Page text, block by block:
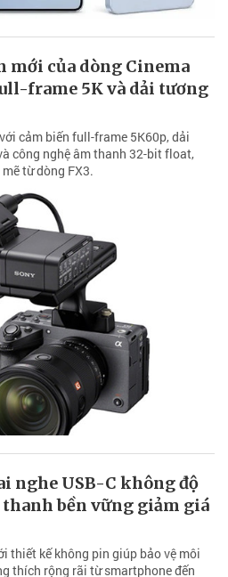
mới của dòng Cinema
frame 5K và dải tương
cảm biến full-frame 5K60p, dải
công nghệ âm thanh 32-bit float,
từ dòng FX3.
nghe USB-C không độ
bền vững giảm giá
thiết kế không pin giúp bảo vệ môi
thích rộng rãi từ smartphone đến